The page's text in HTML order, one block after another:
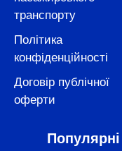
транспорту
Політика
конфіденційності
Договір публічної
оферти